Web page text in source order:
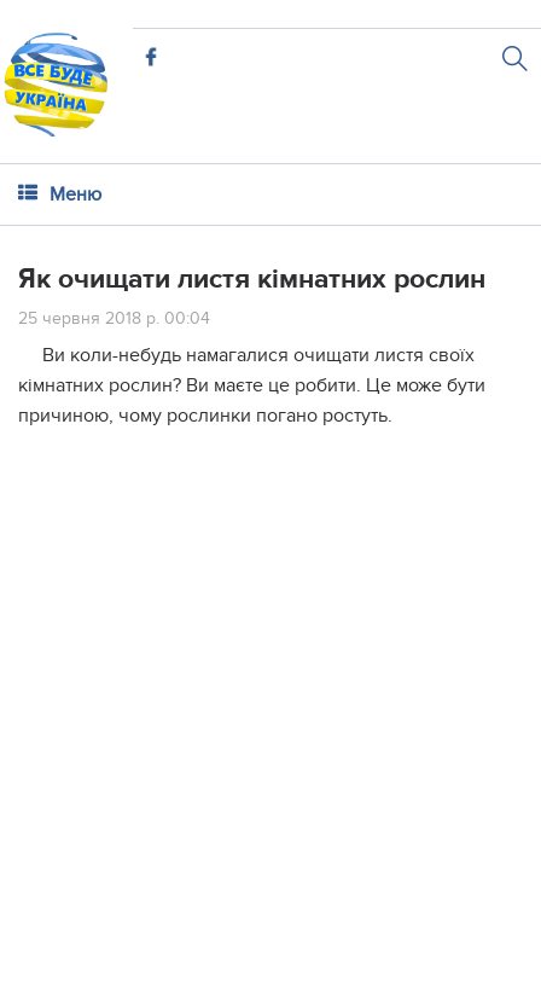
Меню
Як очищати листя кімнатних рослин
25 червня 2018 р. 00:04
Ви коли-небудь намагалися очищати листя своїх
кімнатних рослин? Ви маєте це робити. Це може бути
причиною, чому рослинки погано ростуть.